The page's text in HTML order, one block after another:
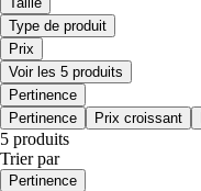
Type de produit
Prix
Voir les 5 produits
Pertinence
Pertinence
Prix croissant
5 produits
Trier par
Pertinence